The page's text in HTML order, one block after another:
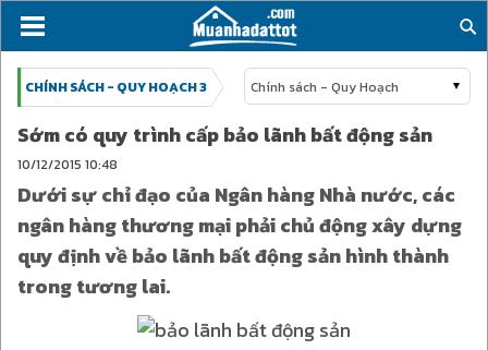
CHÍNH SÁCH - QUY HOẠCH 3 Chính sách - Quy Hoạch
Sớm có quy trình cấp bảo lãnh bất động sản
10/12/2015 10:48
Dưới sự chỉ đạo của Ngân hàng Nhà nước, các
ngân hàng thương mại phải chủ động xây dựng
quy định về bảo lãnh bất động sản hình thành
trong tương lai.